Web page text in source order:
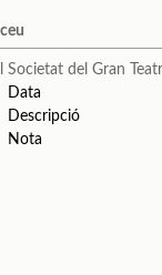
Societat del Gran
Data
Descripció
Nota